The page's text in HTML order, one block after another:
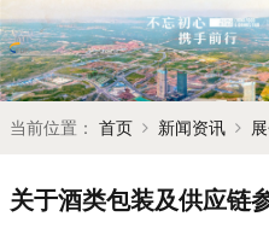
当前位置： 首页 新闻资讯
关于酒类包装及供应链